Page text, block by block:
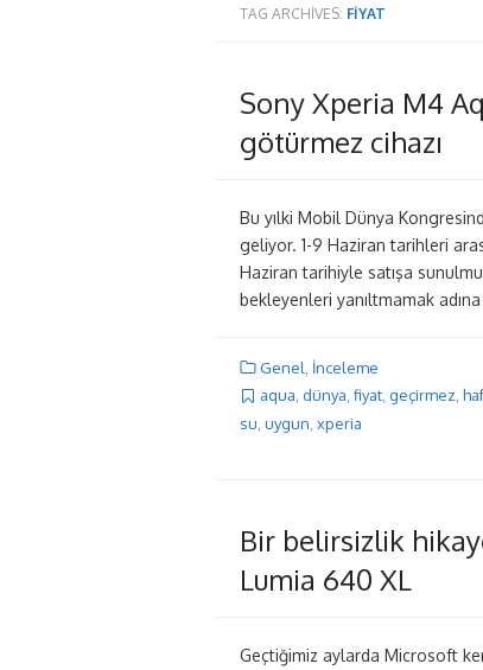
TAG ARCHIVES: FIYAT
Sony Xperia M4
götürmez cihazı
Bu yılki Mobil Dünya
geliyor. 1-9 Haziran tarihleri
Haziran tarihiyle satışa
bekleyenleri yanıltmamak
Genel İnceleme
aqua, dünya, fiyat, geçirmez,
su uygun xperia
Bir belirsizlik
Lumia 640 XL
Geçtiğimiz aylarda Microsoft